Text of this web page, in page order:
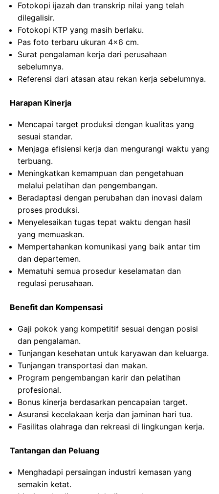
Fotokopi ijazah dan transkrip nilai yang telah
dilegalisir.
Fotokopi KTP yang masih berlaku.
Pas foto terbaru ukuran 4×6 cm.
Surat pengalaman kerja dari perusahaan
sebelumnya.
Referensi dari atasan atau rekan kerja sebelumnya.
Harapan Kinerja
Mencapai target produksi dengan kualitas yang
sesuai standar.
Menjaga efisiensi kerja dan mengurangi waktu yang
terbuang.
Meningkatkan kemampuan dan pengetahuan
melalui pelatihan dan pengembangan.
Beradaptasi dengan perubahan dan inovasi dalam
proses produksi.
Menyelesaikan tugas tepat waktu dengan hasil
yang memuaskan.
Mempertahankan komunikasi yang baik antar tim
dan departemen.
Mematuhi semua prosedur keselamatan dan
regulasi perusahaan.
Benefit dan Kompensasi
Gaji pokok yang kompetitif sesuai dengan posisi
dan pengalaman.
Tunjangan kesehatan untuk karyawan dan keluarga.
Tunjangan transportasi dan makan.
Program pengembangan karir dan pelatihan
profesional.
Bonus kinerja berdasarkan pencapaian target.
Asuransi kecelakaan kerja dan jaminan hari tua.
Fasilitas olahraga dan rekreasi di lingkungan kerja.
Tantangan dan Peluang
Menghadapi persaingan industri kemasan yang
semakin ketat.